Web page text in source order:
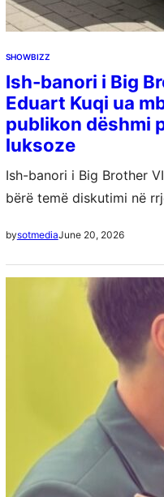
SHOWBIZZ
Ish-banori i Big
Eduart Kuqi ua
publikon dëshmi
luksoze
Ish-banori i Big Brother
bërë temë diskutimi në
publikimit të pamjeve,
bysotmediaJune 20, 2026